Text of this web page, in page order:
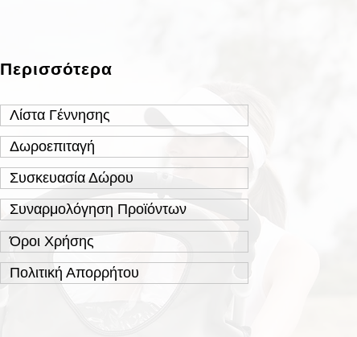
Περισσότερα
Λίστα Γέννησης
Δωροεπιταγή
Συσκευασία Δώρου
Συναρμολόγηση Προϊόντων
Όροι Χρήσης
Πολιτική Απορρήτου